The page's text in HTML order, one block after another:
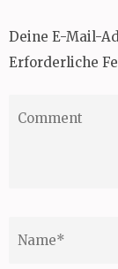
Deine E-Mail-
Erforderliche